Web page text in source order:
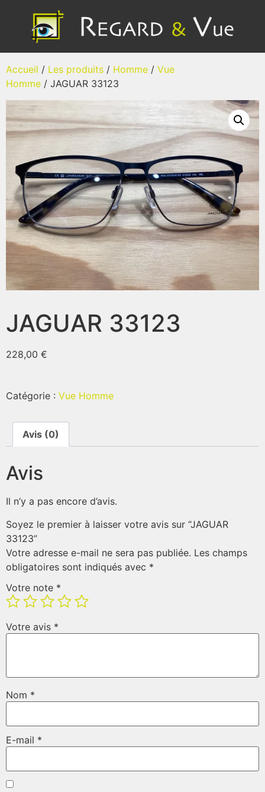
Accueil / Les produits / Homme / Vue
Homme / JAGUAR 33123
JAGUAR 33123
228,00 €
Catégorie : Vue Homme
Avis (0)
Avis
Il n’y a pas encore d’avis.
Soyez le premier à laisser votre avis sur “JAGUAR
33123”
Votre adresse e-mail ne sera pas publiée. Les champs
obligatoires sont indiqués avec *
Votre note *
Votre avis *
Nom *
E-mail *